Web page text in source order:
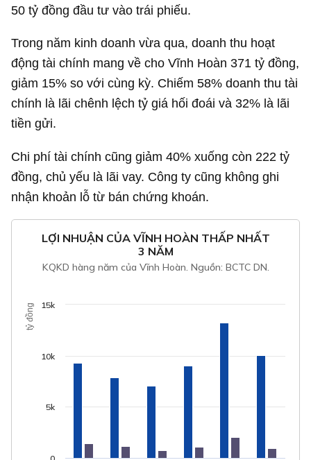
50 tỷ đồng đầu tư vào trái phiếu.
Trong năm kinh doanh vừa qua, doanh thu hoạt
động tài chính mang về cho Vĩnh Hoàn 371 tỷ đồng,
giảm 15% so với cùng kỳ. Chiếm 58% doanh thu tài
chính là lãi chênh lệch tỷ giá hối đoái và 32% là lãi
tiền gửi.
Chi phí tài chính cũng giảm 40% xuống còn 222 tỷ
đồng, chủ yếu là lãi vay. Công ty cũng không ghi
nhận khoản lỗ từ bán chứng khoán.
tỷ đồng
LỢI NHUẬN CỦA VĨNH HOÀN THẤP NHẤT
3 NĂM
KQKD hàng năm của Vĩnh Hoàn. Nguồn: BCTC DN.
5k
10k
15k